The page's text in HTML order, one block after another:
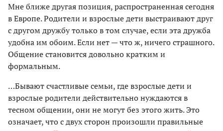
Мне ближе другая позиция, распространенная сегодня
в Европе. Родители и взрослые дети выстраивают друг
с другом дружбу только в том случае, если эта дружба
удобна им обоим. Если нет — что ж, ничего страшного.
Общение становится довольно кратким и
формальным.
…Бывают счастливые семьи, где взрослые дети и
взрослые родители действительно нуждаются в
тесном общении, они не могут без этого жить. Это
означает, что с двух сторон произошли правильные